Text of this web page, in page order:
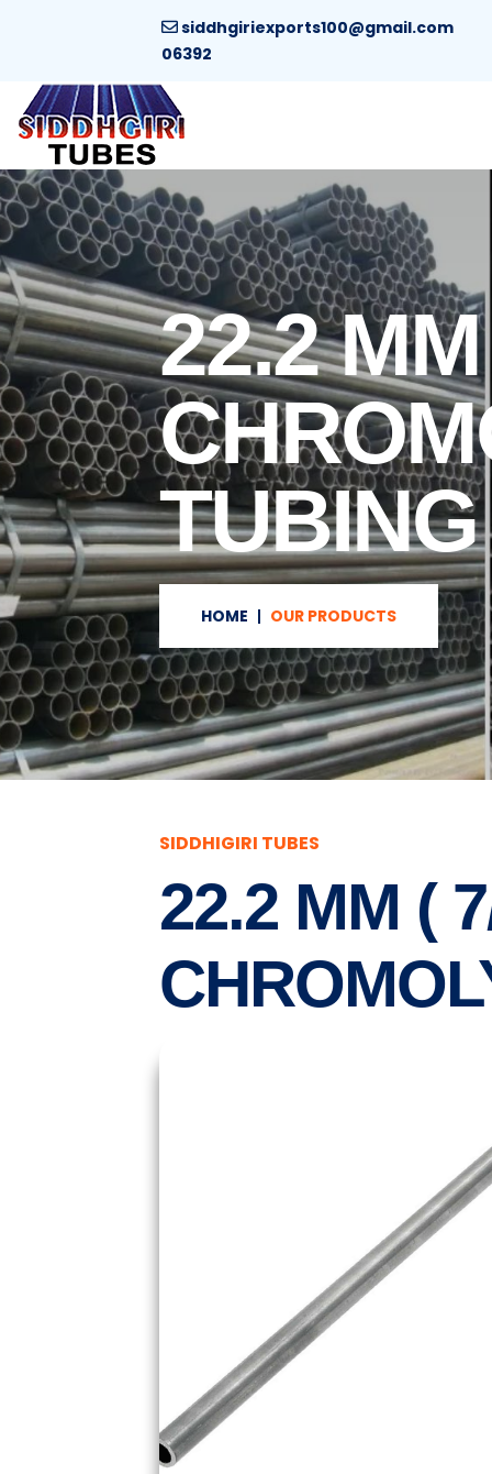
siddhgiriexports100@gmail.com
06392
22.2
TUBING
HOME OUR PRODUCTS
SIDDHIGIRI TUBES
22.2 MM (